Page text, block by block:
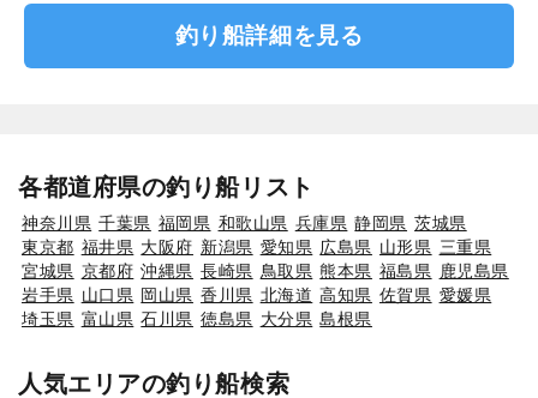
釣り船詳細を見る
各都道府県の釣り船リスト
神奈川県 千葉県 福岡県 和歌山県 兵庫県 静岡県 茨城県
東京都 福井県 大阪府 新潟県 愛知県 広島県 山形県 三重県
宮城県 京都府 沖縄県 長崎県 鳥取県 熊本県 福島県
鹿児島県
岩手県 山口県 岡山県 香川県 北海道 高知県 佐賀県 愛媛県
埼玉県 富山県 石川県 徳島県 大分県 島根県
人気エリアの釣り船検索